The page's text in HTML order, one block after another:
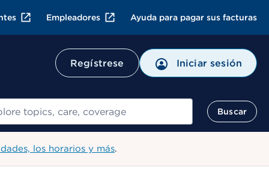
Empleadores Ayuda para pagar sus facturas
Regístrese Iniciar sesión
Buscar
los horarios y más.